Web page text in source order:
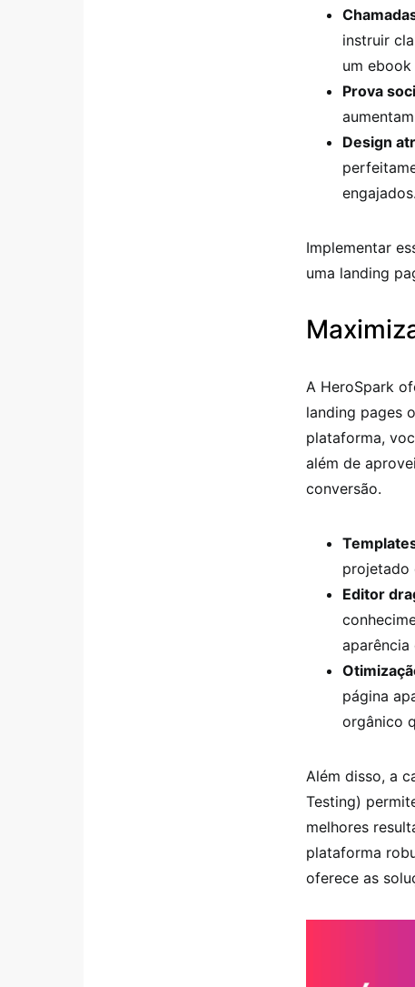
instruir
um
Prova
Design
engajados.
Implementar
uma landing
A HeroSpark
landing pages
plataforma,
além de
conversão.
projetado
Editor
aparência
página
orgânico
Além disso, a
Testing)
melhores
plataforma
oferece as